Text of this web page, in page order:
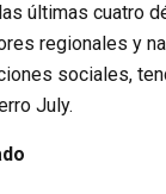
últimas cuatro
regionales y
sociales,
July.